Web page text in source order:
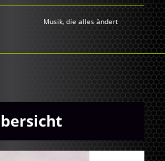
Musik, die alles ändert